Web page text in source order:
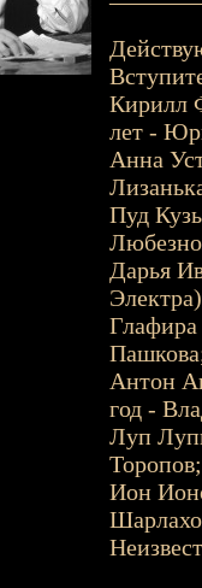
Кирилл
лет -
Анна
Пуд
Дарья
Антон
год -
Луп
Торопов;
Ион